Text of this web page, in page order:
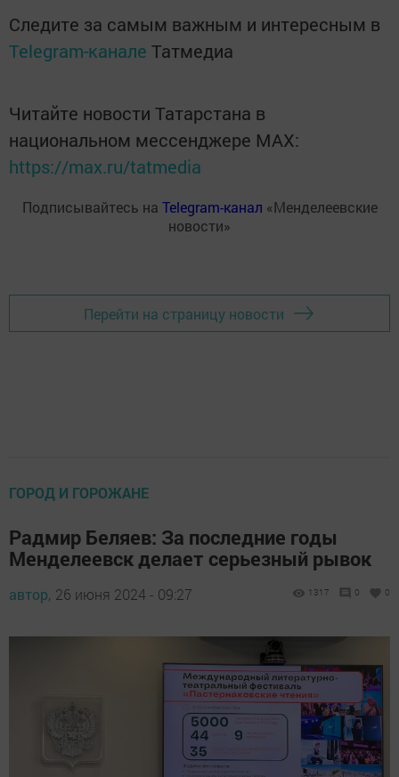
Следите за самым важным и интересным в
Telegram-канале Татмедиа
Читайте новости Татарстана в
национальном мессенджере MАХ:
https://max.ru/tatmedia
Подписывайтесь на Telegram-канал «Менделеевские
новости»
Перейти на страницу новости
ГОРОД И ГОРОЖАНЕ
Радмир Беляев: За последние годы
Менделеевск делает серьезный рывок
автор, 26 июня 2024 - 09:27 1317 0 0